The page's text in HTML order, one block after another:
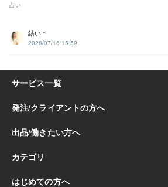
占い
結い＊
2026/07/16 15:59